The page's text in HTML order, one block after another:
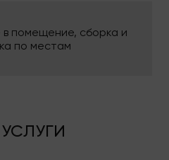
помещение, сборка и
по местам